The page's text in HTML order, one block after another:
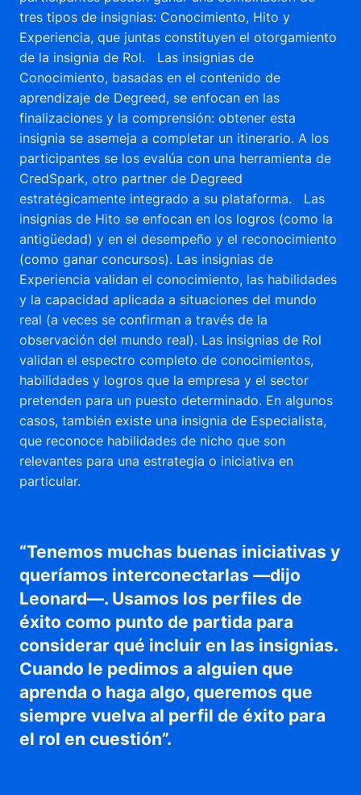
tres tipos de insignias: Conocimiento, Hito y
Experiencia, que juntas constituyen el otorgamiento
de la insignia de Rol. Las insignias de
Conocimiento, basadas en el contenido de
aprendizaje de Degreed, se enfocan en las
finalizaciones y la comprensión: obtener esta
insignia se asemeja a completar un itinerario. A los
participantes se los evalúa con una herramienta de
CredSpark, otro partner de Degreed
estratégicamente integrado a su plataforma. Las
insignias de Hito se enfocan en los logros (como la
antigüedad) y en el desempeño y el reconocimiento
(como ganar concursos). Las insignias de
Experiencia validan el conocimiento, las habilidades
y la capacidad aplicada a situaciones del mundo
real (a veces se confirman a través de la
observación del mundo real). Las insignias de Rol
validan el espectro completo de conocimientos,
habilidades y logros que la empresa y el sector
pretenden para un puesto determinado. En algunos
casos, también existe una insignia de Especialista,
que reconoce habilidades de nicho que son
relevantes para una estrategia o iniciativa en
particular.
“Tenemos muchas buenas iniciativas y
queríamos interconectarlas —dijo
Leonard—. Usamos los perfiles de
éxito como punto de partida para
considerar qué incluir en las insignias.
Cuando le pedimos a alguien que
aprenda o haga algo, queremos que
siempre vuelva al perfil de éxito para
el rol en cuestión”.